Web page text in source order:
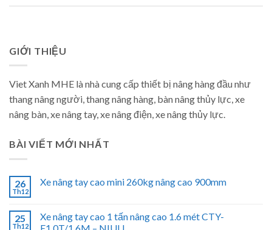
GIỚI THIỆU
Viet Xanh MHE là nhà cung cấp thiết bị nâng hàng đầu như
thang nâng người, thang nâng hàng, bàn nâng thủy lực, xe
nâng bàn, xe nâng tay, xe nâng điện, xe nâng thủy lực.
BÀI VIẾT MỚI NHẤT
26
Th12
Xe nâng tay cao mini 260kg nâng cao 900mm
25
Th12
Xe nâng tay cao 1 tấn nâng cao 1.6 mét CTY-